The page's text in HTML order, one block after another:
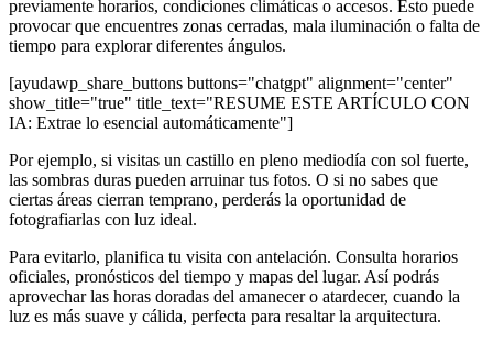
previamente horarios, condiciones climáticas o accesos. Esto puede
provocar que encuentres zonas cerradas, mala iluminación o falta de
tiempo para explorar diferentes ángulos.
[ayudawp_share_buttons buttons="chatgpt" alignment="center"
show_title="true" title_text="RESUME ESTE ARTÍCULO CON
IA: Extrae lo esencial automáticamente"]
Por ejemplo, si visitas un castillo en pleno mediodía con sol fuerte,
las sombras duras pueden arruinar tus fotos. O si no sabes que
ciertas áreas cierran temprano, perderás la oportunidad de
fotografiarlas con luz ideal.
Para evitarlo, planifica tu visita con antelación. Consulta horarios
oficiales, pronósticos del tiempo y mapas del lugar. Así podrás
aprovechar las horas doradas del amanecer o atardecer, cuando la
luz es más suave y cálida, perfecta para resaltar la arquitectura.